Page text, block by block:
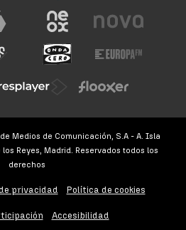
Medios de Comunicación, S.A - A. Isla
los Reyes, Madrid. Reservados todos los
derechos
privacidad Política de cookies
Accesibilidad